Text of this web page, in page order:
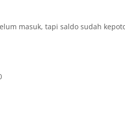
masuk, tapi saldo sudah